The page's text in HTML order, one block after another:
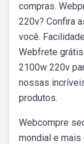
compras.
220v? Confira
você.
Webfrete
2100w 220v
nossas
produtos.
Webcompre
mondial e mais